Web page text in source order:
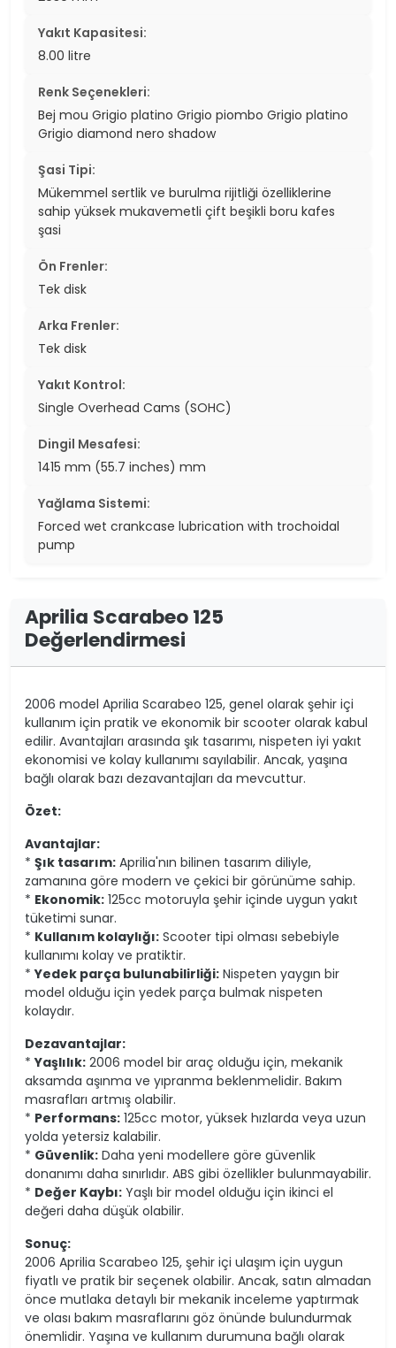
Yakıt Kapasitesi:
8.00 litre
Renk Seçenekleri:
Bej mou Grigio platino Grigio piombo Grigio platino
Grigio diamond nero shadow
Şasi Tipi:
Mükemmel sertlik ve burulma rijitliği özelliklerine
sahip yüksek mukavemetli çift beşikli boru kafes
şasi
Ön Frenler:
Tek disk
Arka Frenler:
Tek disk
Yakıt Kontrol:
Single Overhead Cams (SOHC)
Dingil Mesafesi:
1415 mm (55.7 inches) mm
Yağlama Sistemi:
Forced wet crankcase lubrication with trochoidal
pump
Aprilia Scarabeo 125
Değerlendirmesi
2006 model Aprilia Scarabeo 125, genel olarak şehir içi
kullanım için pratik ve ekonomik bir scooter olarak kabul
edilir. Avantajları arasında şık tasarımı, nispeten iyi yakıt
ekonomisi ve kolay kullanımı sayılabilir. Ancak, yaşına
bağlı olarak bazı dezavantajları da mevcuttur.
Özet:
Avantajlar:
* Şık tasarım: Aprilia'nın bilinen tasarım diliyle,
zamanına göre modern ve çekici bir görünüme sahip.
* Ekonomik: 125cc motoruyla şehir içinde uygun yakıt
tüketimi sunar.
* Kullanım kolaylığı: Scooter tipi olması sebebiyle
kullanımı kolay ve pratiktir.
*Yedek parça bulunabilirliği: Nispeten yaygın bir
model olduğu için yedek parça bulmak nispeten
kolaydır.
Dezavantajlar:
*Yaşlılık: 2006 model bir araç olduğu için, mekanik
aksamda aşınma ve yıpranma beklenmelidir. Bakım
masrafları artmış olabilir.
* Performans: 125cc motor, yüksek hızlarda veya uzun
yolda yetersiz kalabilir.
* Güvenlik: Daha yeni modellere göre güvenlik
donanımı daha sınırlıdır. ABS gibi özellikler bulunmayabilir.
* Değer Kaybı: Yaşlı bir model olduğu için ikinci el
değeri daha düşük olabilir.
Sonuç:
2006 Aprilia Scarabeo 125, şehir içi ulaşım için uygun
fiyatlı ve pratik bir seçenek olabilir. Ancak, satın almadan
önce mutlaka detaylı bir mekanik inceleme yaptırmak
ve olası bakım masraflarını göz önünde bulundurmak
önemlidir. Yaşına ve kullanım durumuna bağlı olarak